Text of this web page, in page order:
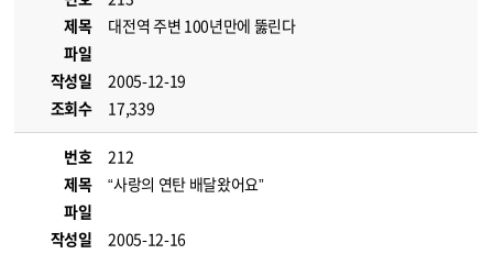
제목
대전역 주변 100년만에 뚫린다
파일
작성일
2005-12-19
조회수
17,339
번호
212
제목
“사랑의 연탄 배달왔어요”
파일
작성일
2005-12-16